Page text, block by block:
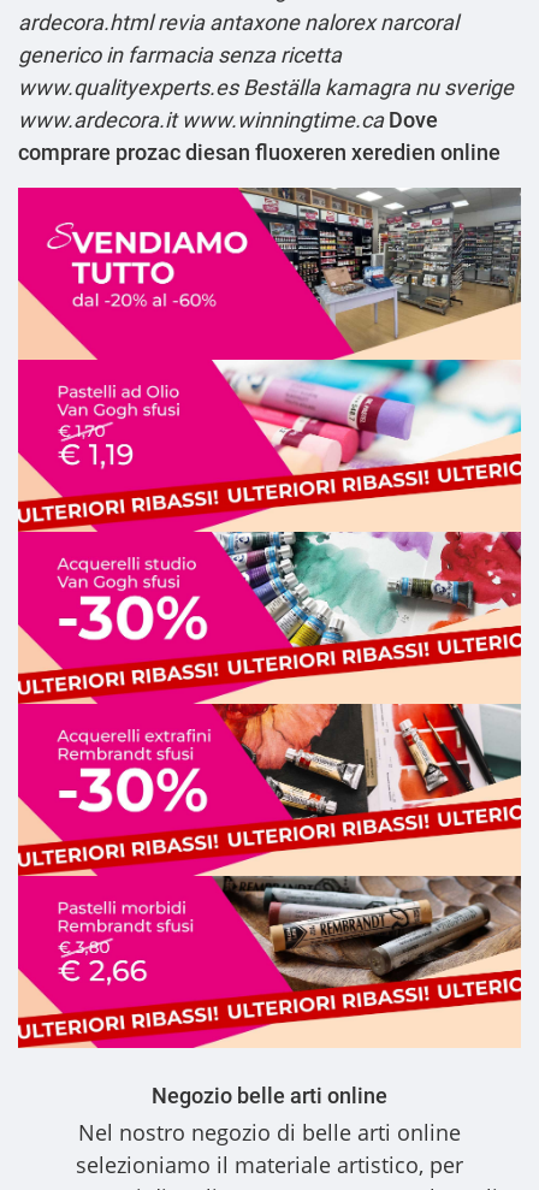
ardecora.html revia antaxone nalorex narcoral
generico in farmacia senza ricetta
www.qualityexperts.es Beställa kamagra nu sverige
www.ardecora.it www.winningtime.ca Dove
comprare prozac diesan fluoxeren xeredien online
Negozio belle arti online
Nel nostro negozio di belle arti online
selezioniamo il materiale artistico, per